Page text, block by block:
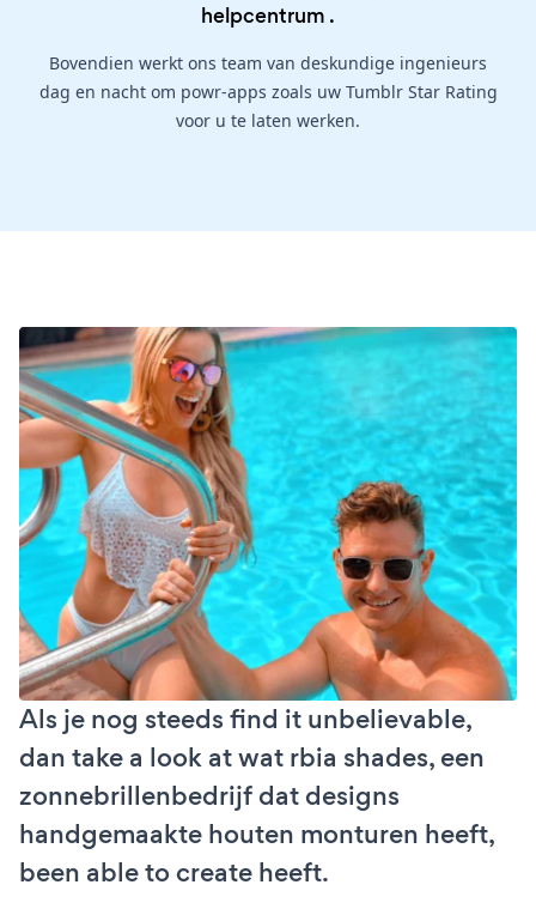
helpcentrum .
Bovendien werkt ons team van deskundige ingenieurs
dag en nacht om powr-apps zoals uw Tumblr Star Rating
voor u te laten werken.
Als je nog steeds find it unbelievable,
dan take a look at wat rbia shades, een
zonnebrillenbedrijf dat designs
handgemaakte houten monturen heeft,
been able to create heeft.